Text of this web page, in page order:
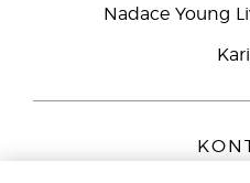
Nadace Young